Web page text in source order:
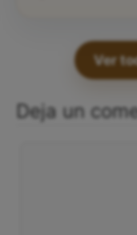
Ver
Deja un